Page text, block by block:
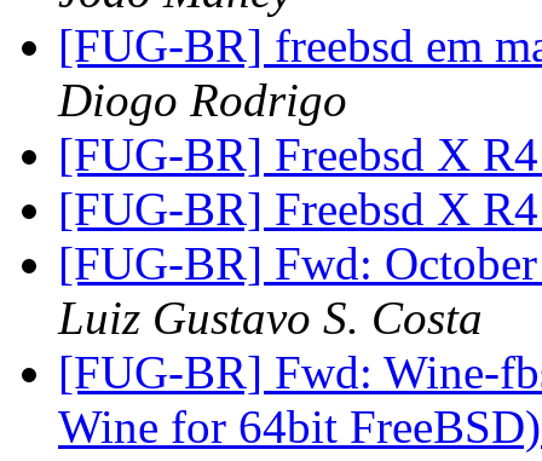
[FUG-BR] freebsd em
Diogo Rodrigo
[FUG-BR] Freebsd X
[FUG-BR] Freebsd X
[FUG-BR] Fwd:
Luiz Gustavo S. Costa
[FUG-BR] Fwd: Wine-
Wine for 64bit